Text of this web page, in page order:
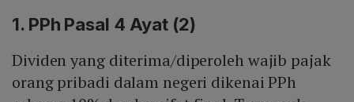
1. PPh Pasal 4 Ayat (2)
Dividen yang diterima/diperoleh wajib pajak
orang pribadi dalam negeri dikenai PPh